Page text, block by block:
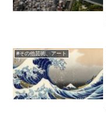
#その他芸術、アート